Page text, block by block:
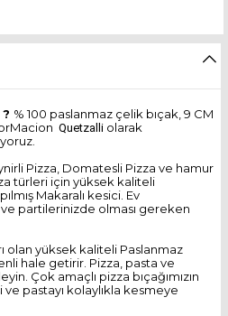
% 100 paslanmaz çelik bıçak, 9 CM
Quetzalli olarak
Pizza, Domatesli Pizza ve hamur
türleri için yüksek kaliteli
Makaralı kesici. Ev
partilerinizde olması gereken
olan yüksek kaliteli Paslanmaz
hale getirir. Pizza, pasta ve
Çok amaçlı pizza bıçağımızın
ve pastayı kolaylıkla kesmeye